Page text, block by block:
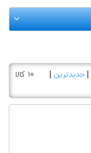
جدیدترین ۱۰ کالا